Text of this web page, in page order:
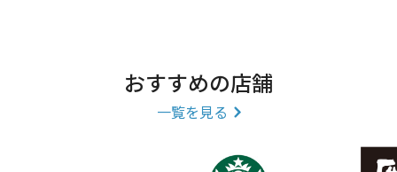
おすすめの店舗
一覧を見る